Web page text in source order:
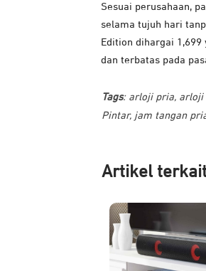
Sesuai perusahaan,
selama tujuh hari
Edition dihargai 1,699
dan terbatas pada
Tags: arloji pria, arloji
Pintar, jam tangan
Artikel ter